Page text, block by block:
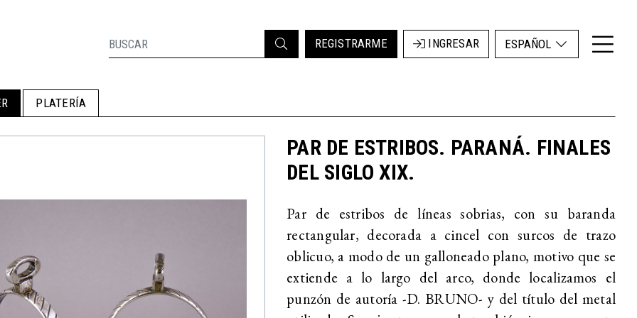
REGISTRARME INGRESAR ESPAÑOL
PLATERÍA
PAR DE ESTRIBOS. PARANÁ. FINALES
DEL SIGLO XIX.
Par de estribos de líneas sobrias, con su baranda
rectangular, decorada a cincel con surcos de trazo
oblicuo, a modo de un galloneado plano, motivo que se
extiende a lo largo del arco, donde localizamos el
punzón de autoría -D. BRUNO- y del título del metal